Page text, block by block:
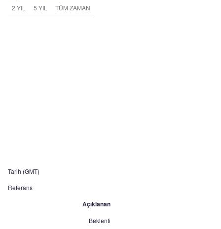
2 YIL 5 YIL TÜM ZAMAN
Tarih (GMT)
Referans
Açıklanan
Beklenti